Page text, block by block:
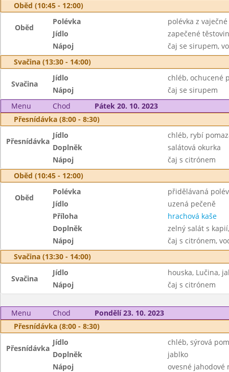
Oběd (10:45 - 12:00)
Oběd
Polévka
polévka z
Jídlo
zapečené
Nápoj
čaj se sirupem,
Svačina (13:30 - 14:00)
Svačina
Jídlo
chléb, ochucené
Nápoj
čaj se sirupem
Menu
Chod
Pátek 20. 10. 2023
Přesnídávka (8:00 - 8:30)
Přesnídávka
Jídlo
chléb, rybí
Doplněk
salátová okurka
Nápoj
čaj s citrónem
Oběd (10:45 - 12:00)
Oběd
Polévka
přidělávaná
Jídlo
uzená pečeně
Příloha
hrachová kaše
Doplněk
zelný salát s
Nápoj
čaj s citrónem,
Svačina (13:30 - 14:00)
Svačina
Jídlo
houska, Lučina,
Nápoj
čaj s citrónem
Menu Chod
Pondělí 23. 10. 2023
Přesnídávka (8:00 - 8:30)
Přesnídávka
Jídlo
chléb, sýrová
Doplněk
jablko
Nápoj
ovesné jahodové